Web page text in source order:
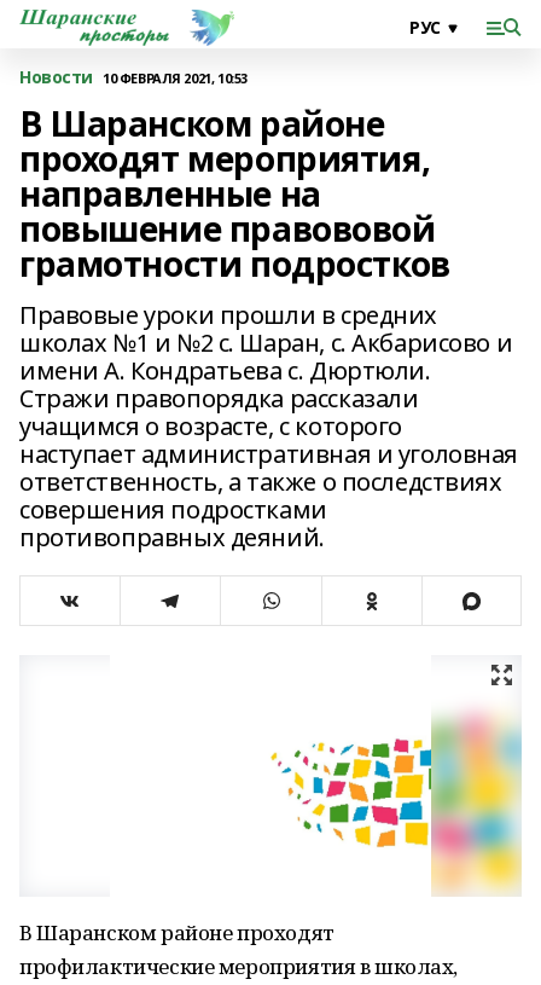
Новости 10 ФЕВРАЛЯ 2021, 10:53
В Шаранском районе
проходят мероприятия,
направленные на
повышение правововой
грамотности подростков
Правовые уроки прошли в средних
школах №1 и №2 с. Шаран, с. Акбарисово и
имени А. Кондратьева с. Дюртюли.
Стражи правопорядка рассказали
учащимся о возрасте, с которого
наступает административная и уголовная
ответственность, а также о последствиях
совершения подростками
противоправных деяний.
В Шаранском районе проходят
профилактические мероприятия в школах,